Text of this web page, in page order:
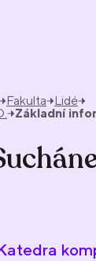
Fakulta
Lidé
Základní